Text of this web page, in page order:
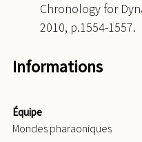
Chronology for
2010, p.1554-1557.
Informations
Équipe
Mondes pharaoniques